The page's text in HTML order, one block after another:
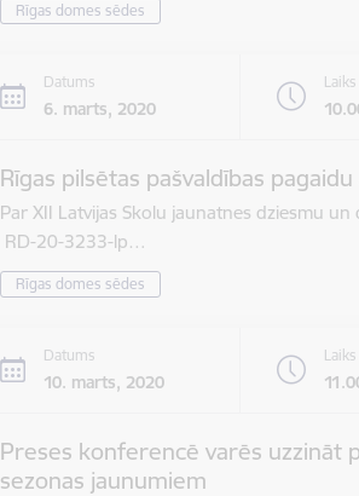
Rīgas domes sēdes
Datums
6. marts, 2020
Laiks
Rīgas pilsētas pašvaldības
Par XII Latvijas Skolu jaunatnes dziesmu
RD-20-3233-lp…
Rīgas domes sēdes
Datums
10. marts, 2020
Laiks
Preses konferencē varēs uzzināt
sezonas jaunumiem